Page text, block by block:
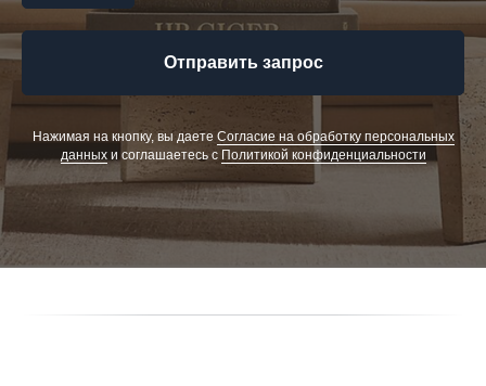
Отправить запрос
Нажимая на кнопку, вы даете Cогласие на обработку персональных
данныхи соглашаетесь c Политикой конфиденциальности